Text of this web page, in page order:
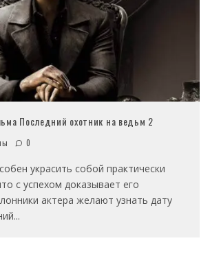
Последний охотник на ведьм 2
0
украсить собой практически
с успехом доказывает его
актера желают узнать дату
...